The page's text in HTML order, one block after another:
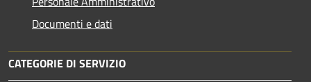
Documenti e dati
CATEGORIE DI SERVIZIO